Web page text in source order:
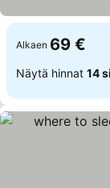
Alkaen 69 €
Näytä hinnat 14